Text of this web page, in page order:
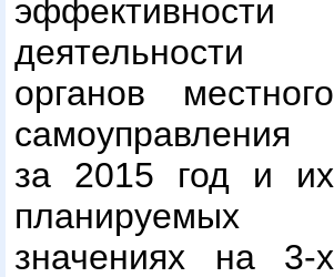
эффективности
деятельности
органов местного
самоуправления
за 2015 год и их
планируемых
значениях на 3-х